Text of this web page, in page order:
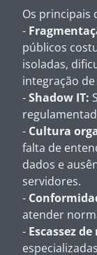
Os principais
-
públicos
isoladas,
integração
-Shadow IT:
- Cultura
falta de
dados e
servidores.
-
atender
- Escassez